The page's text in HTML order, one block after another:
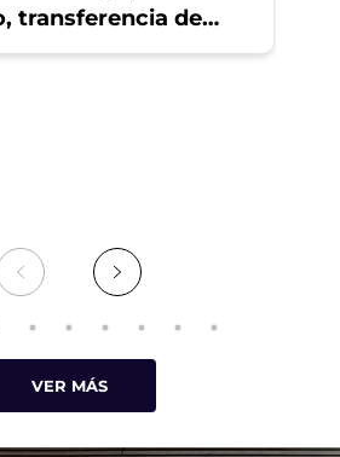
transferencia de
plástica en
VER MÁS